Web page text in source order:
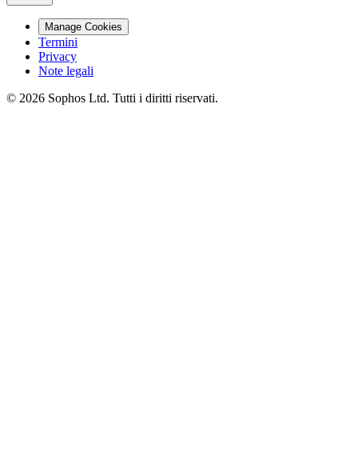
Manage Cookies
Termini
Privacy
Note legali
© 2026 Sophos Ltd. Tutti i diritti riservati.